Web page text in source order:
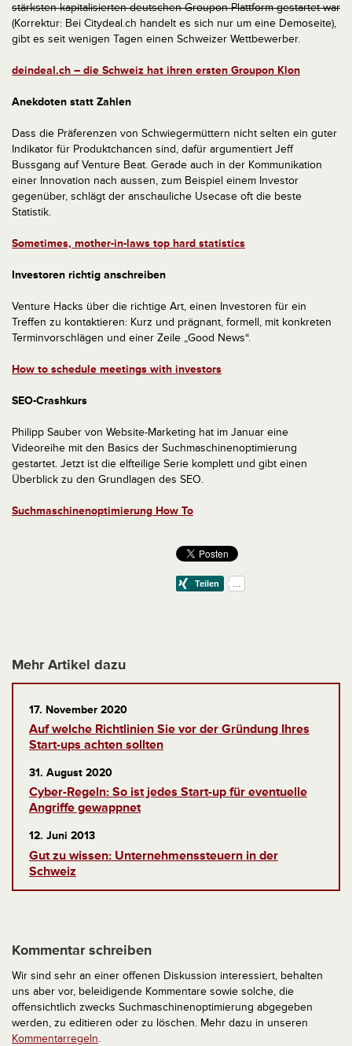
stärksten kapitalisierten deutschen Groupon-Plattform gestartet war
(Korrektur: Bei Citydeal.ch handelt es sich nur um eine Demoseite),
gibt es seit wenigen Tagen einen Schweizer Wettbewerber.
deindeal.ch – die Schweiz hat ihren ersten Groupon Klon
Anekdoten statt Zahlen
Dass die Präferenzen von Schwiegermüttern nicht selten ein guter
Indikator für Produktchancen sind, dafür argumentiert Jeff
Bussgang auf Venture Beat. Gerade auch in der Kommunikation
einer Innovation nach aussen, zum Beispiel einem Investor
gegenüber, schlägt der anschauliche Usecase oft die beste
Statistik.
Sometimes, mother-in-laws top hard statistics
Investoren richtig anschreiben
Venture Hacks über die richtige Art, einen Investoren für ein
Treffen zu kontaktieren: Kurz und prägnant, formell, mit konkreten
Terminvorschlägen und einer Zeile „Good News“.
How to schedule meetings with investors
SEO-Crashkurs
Philipp Sauber von Website-Marketing hat im Januar eine
Videoreihe mit den Basics der Suchmaschinenoptimierung
gestartet. Jetzt ist die elfteilige Serie komplett und gibt einen
Überblick zu den Grundlagen des SEO.
Suchmaschinenoptimierung How To
Mehr Artikel dazu
17. November 2020
Auf welche Richtlinien Sie vor der Gründung Ihres
Start-ups achten sollten
31. August 2020
Cyber-Regeln: So ist jedes Start-up für eventuelle
Angriffe gewappnet
12. Juni 2013
Gut zu wissen: Unternehmenssteuern in der
Schweiz
Kommentar schreiben
Wir sind sehr an einer offenen Diskussion interessiert, behalten
uns aber vor, beleidigende Kommentare sowie solche, die
offensichtlich zwecks Suchmaschinenoptimierung abgegeben
werden, zu editieren oder zu löschen. Mehr dazu in unseren
Kommentarregeln.